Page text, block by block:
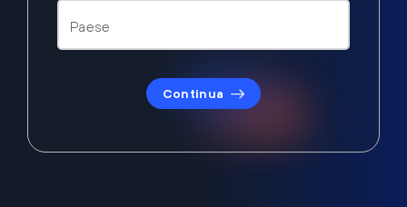
Continua